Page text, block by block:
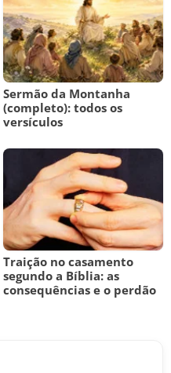
Sermão da Montanha
(completo): todos os
versículos
Traição no casamento
segundo a Bíblia: as
consequências e o perdão